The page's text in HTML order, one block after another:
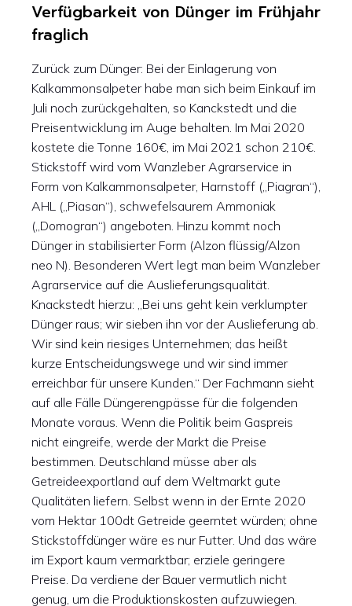
Verfügbarkeit von Dünger im Frühjahr
fraglich
Zurück zum Dünger: Bei der Einlagerung von
Kalkammonsalpeter habe man sich beim Einkauf im
Juli noch zurückgehalten, so Kanckstedt und die
Preisentwicklung im Auge behalten. Im Mai 2020
kostete die Tonne 160€, im Mai 2021 schon 210€.
Stickstoff wird vom Wanzleber Agrarservice in
Form von Kalkammonsalpeter, Harnstoff („Piagran“),
AHL („Piasan“), schwefelsaurem Ammoniak
(„Domogran“) angeboten. Hinzu kommt noch
Dünger in stabilisierter Form (Alzon flüssig/Alzon
neo N). Besonderen Wert legt man beim Wanzleber
Agrarservice auf die Auslieferungsqualität.
Knackstedt hierzu: „Bei uns geht kein verklumpter
Dünger raus; wir sieben ihn vor der Auslieferung ab.
Wir sind kein riesiges Unternehmen; das heißt
kurze Entscheidungswege und wir sind immer
erreichbar für unsere Kunden.“ Der Fachmann sieht
auf alle Fälle Düngerengpässe für die folgenden
Monate voraus. Wenn die Politik beim Gaspreis
nicht eingreife, werde der Markt die Preise
bestimmen. Deutschland müsse aber als
Getreideexportland auf dem Weltmarkt gute
Qualitäten liefern. Selbst wenn in der Ernte 2020
vom Hektar 100dt Getreide geerntet würden; ohne
Stickstoffdünger wäre es nur Futter. Und das wäre
im Export kaum vermarktbar; erziele geringere
Preise. Da verdiene der Bauer vermutlich nicht
genug, um die Produktionskosten aufzuwiegen.